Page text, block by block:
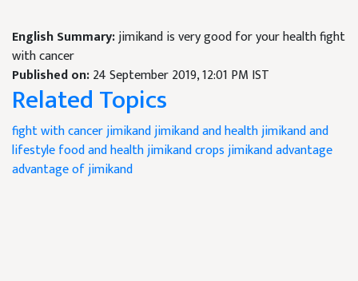
English Summary:jimikand is very good for your health fight
with cancer
Published on:24 September 2019, 12:01 PM IST
Related Topics
fight with cancerjimikandjimikand and healthjimikand and
lifestylefood and healthjimikand cropsjimikand advantage
advantage of jimikand